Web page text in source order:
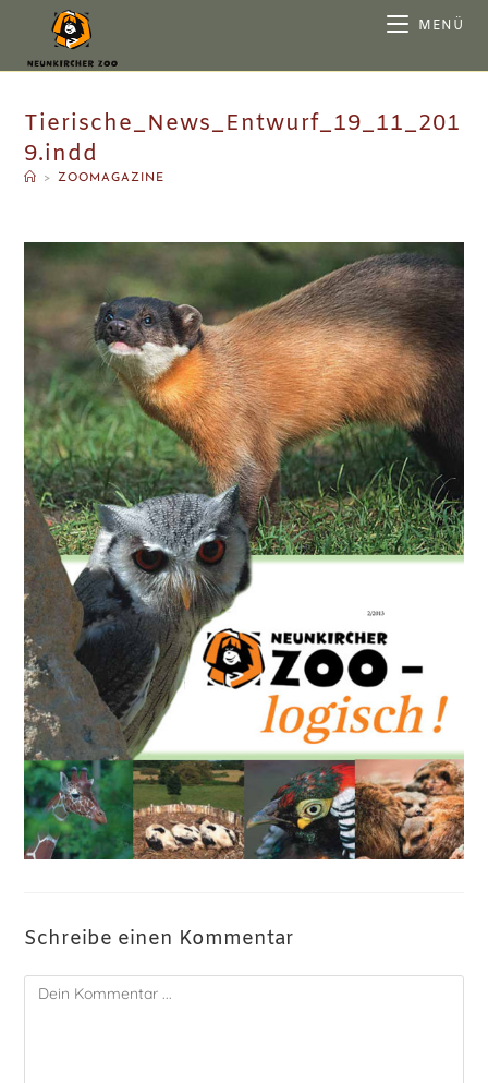
MENÜ
Tierische_News_Entwurf_19_11_201
9.indd
> ZOOMAGAZINE
Schreibe einen Kommentar